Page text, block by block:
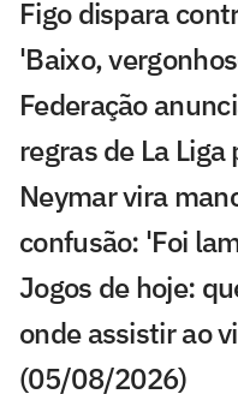
Figo dispara
'Baixo,
Federação
regras de La
Neymar vira
confusão: 'Foi
Jogos de hoje:
onde assistir ao
(05/08/2026)